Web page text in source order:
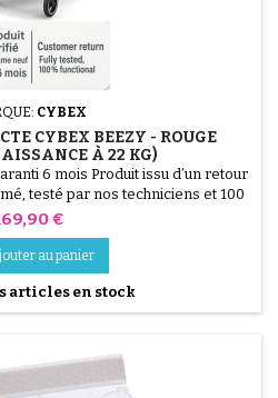
CYBEX
CYBEX BEEZY - ROUGE
À 22 KG)
6 mois Produit issu d’un retour
testé par nos techniciens et 100
CYBEX Beezy en couleur Rouge
sans faire de compromis sur la
dès la naissance...
€
au panier
articles en stock